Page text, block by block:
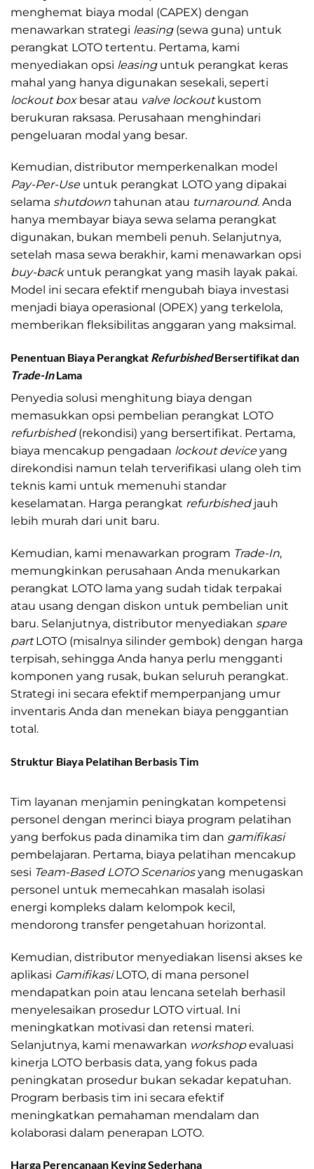
menghemat biaya modal (CAPEX) dengan
menawarkan strategi leasing(sewa guna) untuk
perangkat LOTO tertentu. Pertama, kami
menyediakan opsi leasinguntuk perangkat keras
mahal yang hanya digunakan sesekali, seperti
lockout boxbesar atau valve lockoutkustom
berukuran raksasa. Perusahaan menghindari
pengeluaran modal yang besar.
Kemudian, distributor memperkenalkan model
Pay-Per-Useuntuk perangkat LOTO yang dipakai
selama shutdown tahunan atau turnaround. Anda
hanya membayar biaya sewa selama perangkat
digunakan, bukan membeli penuh. Selanjutnya,
setelah masa sewa berakhir, kami menawarkan opsi
buy-backuntuk perangkat yang masih layak pakai.
Model ini secara efektif mengubah biaya investasi
menjadi biaya operasional (OPEX) yang terkelola,
memberikan fleksibilitas anggaran yang maksimal.
Penentuan Biaya Perangkat RefurbishedBersertifikat dan
Trade-InLama
Penyedia solusi menghitung biaya dengan
memasukkan opsi pembelian perangkat LOTO
refurbished(rekondisi) yang bersertifikat. Pertama,
biaya mencakup pengadaan lockout deviceyang
direkondisi namun telah terverifikasi ulang oleh tim
teknis kami untuk memenuhi standar
keselamatan. Harga perangkat refurbishedjauh
lebih murah dari unit baru.
Kemudian, kami menawarkan program Trade-In,
memungkinkan perusahaan Anda menukarkan
perangkat LOTO lama yang sudah tidak terpakai
atau usang dengan diskon untuk pembelian unit
baru. Selanjutnya, distributor menyediakan spare
partLOTO (misalnya silinder gembok) dengan harga
terpisah, sehingga Anda hanya perlu mengganti
komponen yang rusak, bukan seluruh perangkat.
Strategi ini secara efektif memperpanjang umur
inventaris Anda dan menekan biaya penggantian
total.
Struktur Biaya Pelatihan Berbasis Tim
Tim layanan menjamin peningkatan kompetensi
personel dengan merinci biaya program pelatihan
yang berfokus pada dinamika tim dan gamifikasi
pembelajaran. Pertama, biaya pelatihan mencakup
sesi Team-Based LOTO Scenariosyang menugaskan
personel untuk memecahkan masalah isolasi
energi kompleks dalam kelompok kecil,
mendorong transfer pengetahuan horizontal.
Kemudian, distributor menyediakan lisensi akses ke
aplikasi GamifikasiLOTO, di mana personel
mendapatkan poin atau lencana setelah berhasil
menyelesaikan prosedur LOTO virtual. Ini
meningkatkan motivasi dan retensi materi.
Selanjutnya, kami menawarkan workshopevaluasi
kinerja LOTO berbasis data, yang fokus pada
peningkatan prosedur bukan sekadar kepatuhan.
Program berbasis tim ini secara efektif
meningkatkan pemahaman mendalam dan
kolaborasi dalam penerapan LOTO.
Harga Perencanaan Keying Sederhana